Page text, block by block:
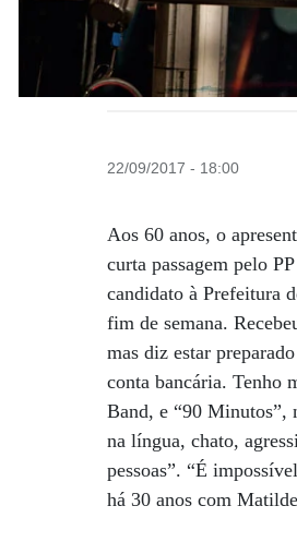
22/09/2017 - 18:00
Aos 60 anos, o
curta passagem pelo
candidato à Prefeitura
fim de semana.
mas diz estar
conta bancária. Tenho
Band, e “90 Minutos”,
na língua, chato,
pessoas”. “É
há 30 anos com